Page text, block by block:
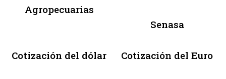
Agropecuarias
Senasa
Cotización del dólar Cotización del Euro